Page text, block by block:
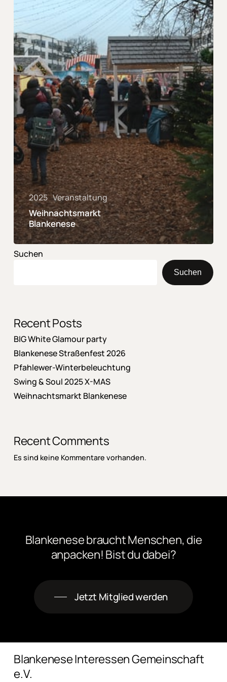
2025 Veranstaltung
Weihnachtsmarkt
Blankenese
Suchen
Suchen
Recent Posts
BIG White Glamour party
Blankenese Straßenfest 2026
Pfahlewer-Winterbeleuchtung
Swing & Soul 2025 X-MAS
Weihnachtsmarkt Blankenese
Recent Comments
Es sind keine Kommentare vorhanden.
BlankenesebrauchtMenschen,die
anpacken! Bistdudabei?
Jetzt Mitglied werden
Blankenese Interessen Gemeinschaft
e.V.